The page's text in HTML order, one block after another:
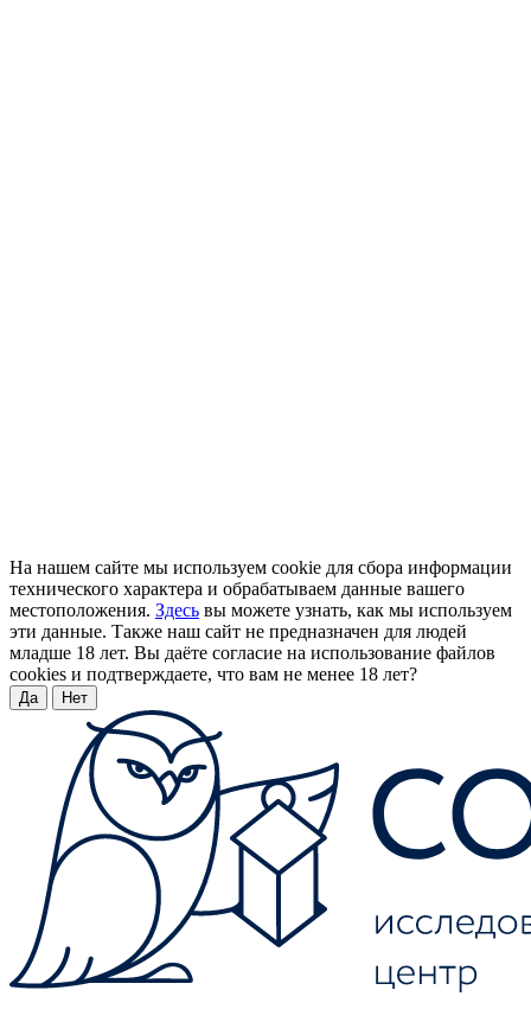
На нашем сайте мы используем cookie для сбора информации
технического характера и обрабатываем данные вашего
местоположения. Здесь вы можете узнать, как мы используем
эти данные. Также наш сайт не предназначен для людей
младше 18 лет. Вы даёте согласие на использование файлов
cookies и подтверждаете, что вам не менее 18 лет?
Да Нет